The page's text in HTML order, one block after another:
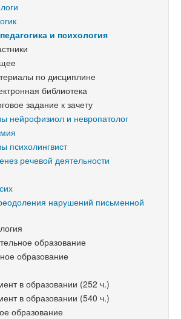
и психология
по дисциплине
библиотека
задание к зачету
нейрофизиол и невропатолог
психолингвист
речевой деятельности
нарушений письменной
образование
образование
в образовании (252 ч.)
в образовании (540 ч.)
образование